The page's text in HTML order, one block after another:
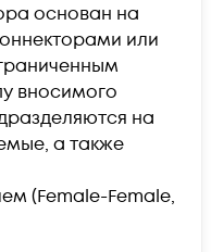
основан на
или
вносимого
на
а также
(Female-Female,